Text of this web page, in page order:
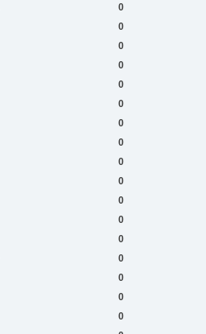
0
0
0
0
0
0
0
0
0
0
0
0
0
0
0
0
0